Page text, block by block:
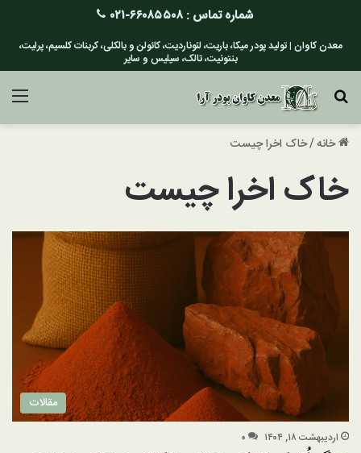
شماره تماس :۶۶۰۸۵۵۰۸-۰۲۱
معدن کاوان | تولید پودر میکا، باریت، لئوناردیت، کائولن و بالکلی، کربنات کلسیم، پرلیت،
بنتونیت، تالک، سیلیس و سایر
جستجو برای
خانه/خاک اخرا چیست
خاک اخرا چیست
مقالات
اردیبهشت ۱۸, ۱۴۰۴ ۰